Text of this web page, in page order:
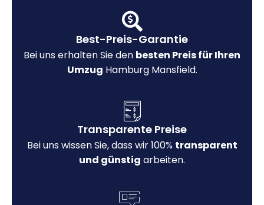
Best-Preis-Garantie
Bei uns erhalten Sie den besten Preis für Ihren
Umzug Hamburg Mansfield.
Transparente Preise
Bei uns wissen Sie, dass wir 100% transparent
und günstig arbeiten.